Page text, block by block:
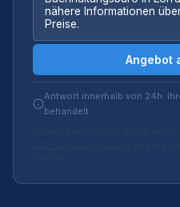
Angebot
Antwort innerhalb von 24h.
behandelt.